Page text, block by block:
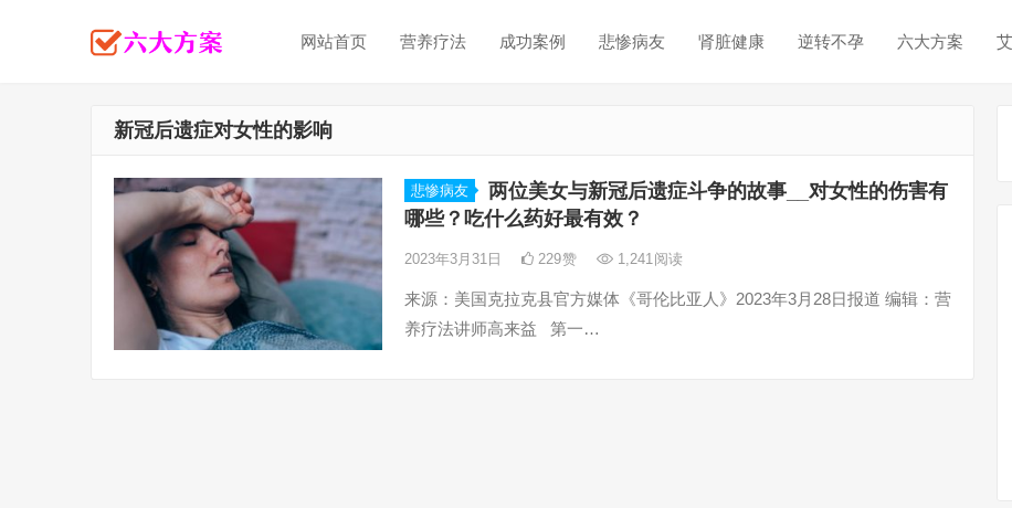
网站首页 营养疗法 成功案例 悲惨病友 肾脏健康 逆转不孕 六大方案
新冠后遗症对女性的影响
悲惨病友
两位美女与新冠后遗症斗争的故事__对女性的伤害有
哪些？吃什么药好最有效？
2023年3月31日 229赞 1,241阅读
来源：美国克拉克县官方媒体《哥伦比亚人》2023年3月28日报道 编辑：营
养疗法讲师高来益 第一…